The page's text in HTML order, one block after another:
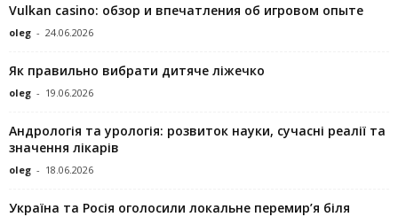
Vulkan casino: обзор и впечатления об игровом опыте
oleg - 24.06.2026
Як правильно вибрати дитяче ліжечко
oleg - 19.06.2026
Андрологія та урологія: розвиток науки, сучасні реалії та
значення лікарів
oleg - 18.06.2026
Україна та Росія оголосили локальне перемир’я біля